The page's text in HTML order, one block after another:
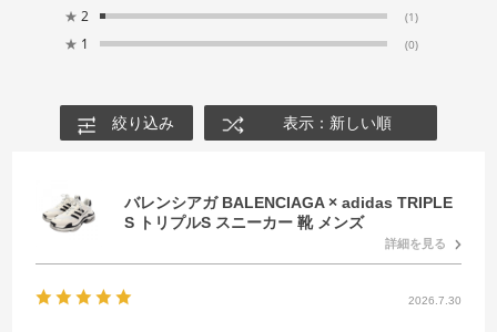
★ 2 (1)
★ 1 (0)
絞り込み 表示：新しい順
バレンシアガ BALENCIAGA × adidas TRIPLE
S トリプルS スニーカー 靴 メンズ
詳細を見る
2026.7.30